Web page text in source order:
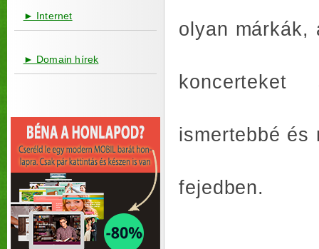
► Internet
► Domain hírek
olyan márkák,
ismertebbé és
fejedben.